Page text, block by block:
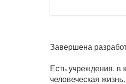
Завершена
Есть учреждения, в
человеческая